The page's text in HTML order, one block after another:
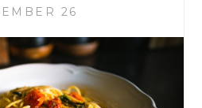
26